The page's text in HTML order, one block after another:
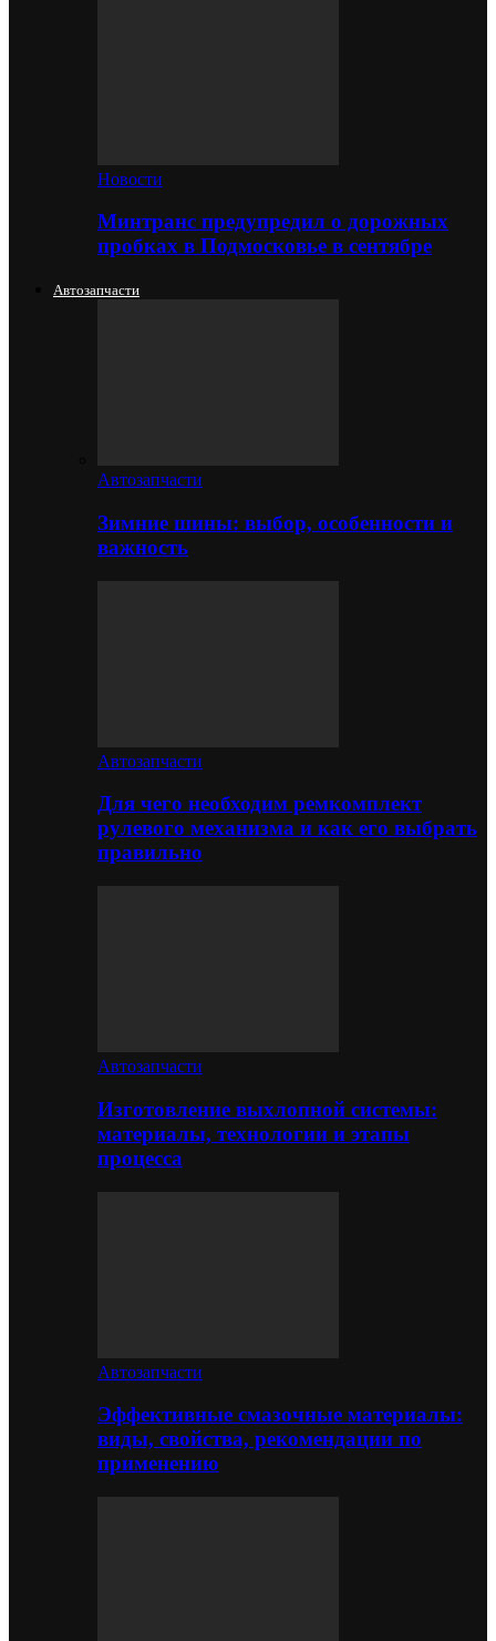
Новости
Минтранс предупредил о дорожных
пробках в Подмосковье в сентябре
Автозапчасти
Автозапчасти
Зимние шины: выбор, особенности и
важность
Автозапчасти
Для чего необходим ремкомплект
рулевого механизма и как его выбрать
правильно
Автозапчасти
Изготовление выхлопной системы:
материалы, технологии и этапы
процесса
Автозапчасти
Эффективные смазочные материалы:
виды, свойства, рекомендации по
применению